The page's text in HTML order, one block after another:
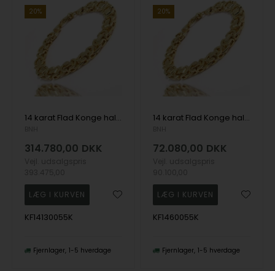
20%
14 karat Flad Konge halskæde, 55 cm og 13,0 mm
314.780,00 DKK
KF14130055K
Fjernlager 1-5 hverdage
20%
14 karat Flad Konge halskæde, 55 cm og 6,0 mm
72.080,00 DKK
KF1460055K
Fjernlager 1-5 hverdage